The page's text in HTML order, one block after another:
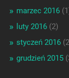
marzec 2016
luty 2016(2)
styczeń 2016
grudzień 2015